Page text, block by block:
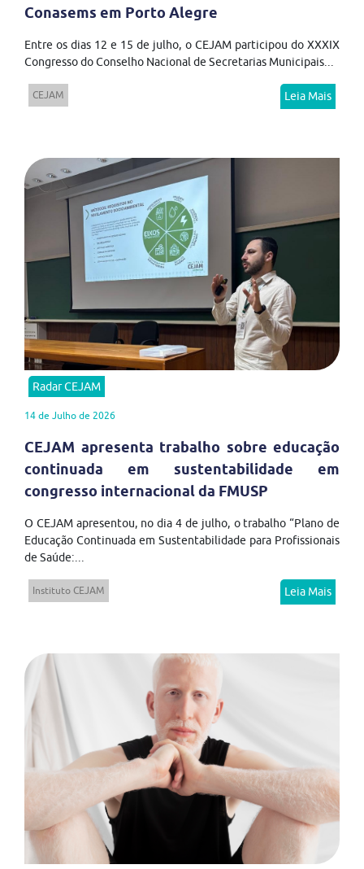
Conasems em Porto Alegre
Entre os dias 12 e 15 de julho, o CEJAM participou do XXXIX
Congresso do Conselho Nacional de Secretarias Municipais...
CEJAM Leia Mais
Radar CEJAM
14 de Julho de 2026
CEJAM apresenta trabalho sobre educação
continuada em sustentabilidade em
congresso internacional da FMUSP
O CEJAM apresentou, no dia 4 de julho, o trabalho “Plano de
Educação Continuada em Sustentabilidade para Profissionais
de Saúde:...
Instituto CEJAM Leia Mais